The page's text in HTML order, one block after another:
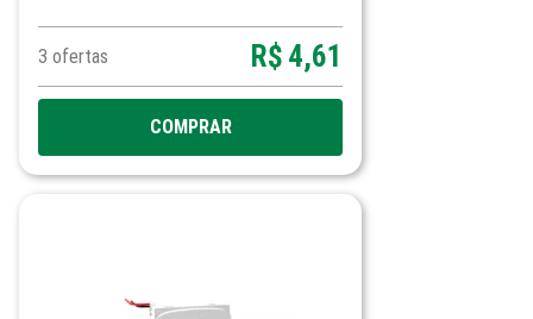
3 ofertas R$ 4,61
COMPRAR